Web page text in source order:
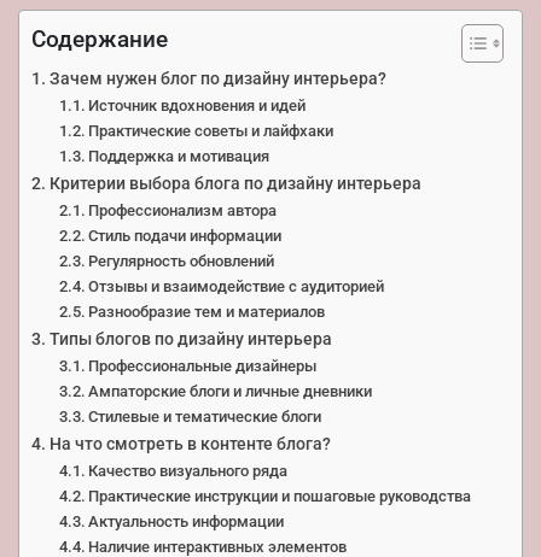
Содержание
Зачем нужен блог по дизайну интерьера?
Источник вдохновения и идей
Практические советы и лайфхаки
Поддержка и мотивация
Критерии выбора блога по дизайну интерьера
Профессионализм автора
Стиль подачи информации
Регулярность обновлений
Отзывы и взаимодействие с аудиторией
Разнообразие тем и материалов
Типы блогов по дизайну интерьера
Профессиональные дизайнеры
Ампаторские блоги и личные дневники
Стилевые и тематические блоги
На что смотреть в контенте блога?
Качество визуального ряда
Практические инструкции и пошаговые руководства
Актуальность информации
Наличие интерактивных элементов